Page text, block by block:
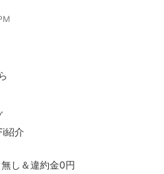
紹介
し＆違約金0円